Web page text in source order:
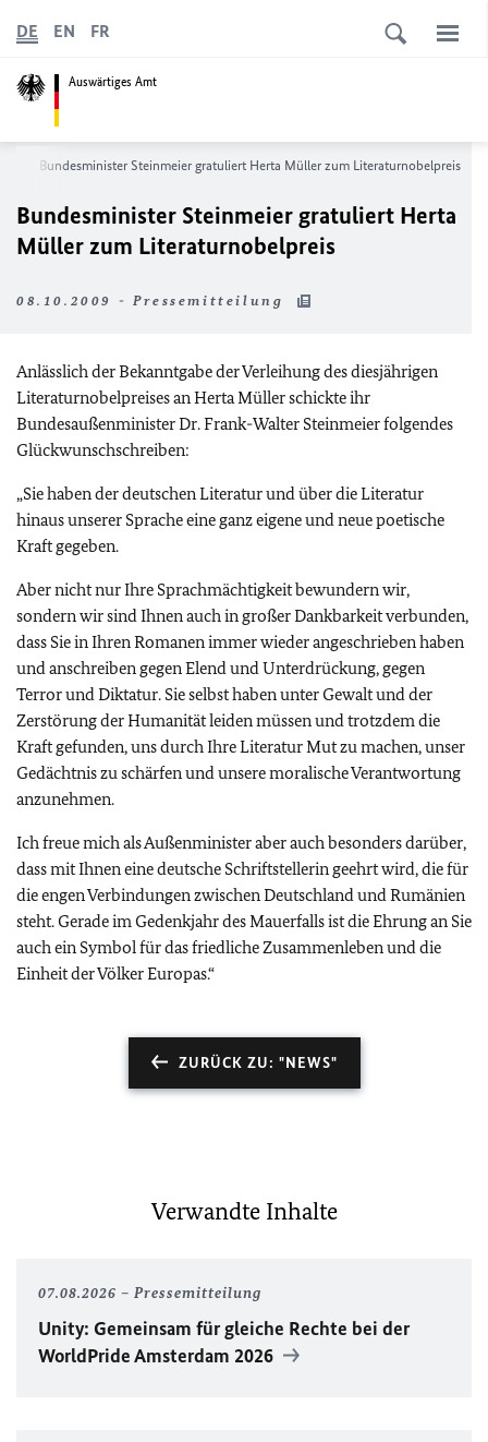
Auswärtiges Amt
DE EN FR
Bundesminister Steinmeier gratuliert Herta Müller zum Literaturnobelpreis
Bundesminister Steinmeier gratuliert Herta
Müller zum Literaturnobelpreis
08.10.2009 - Pressemitteilung
Anlässlich der Bekanntgabe der Verleihung des diesjährigen
Literaturnobelpreises an Herta Müller schickte ihr
Bundesaußenminister Dr. Frank-Walter Steinmeier folgendes
Glückwunschschreiben:
„Sie haben der deutschen Literatur und über die Literatur
hinaus unserer Sprache eine ganz eigene und neue poetische
Kraft gegeben.
Aber nicht nur Ihre Sprachmächtigkeit bewundern wir,
sondern wir sind Ihnen auch in großer Dankbarkeit verbunden,
dass Sie in Ihren Romanen immer wieder angeschrieben haben
und anschreiben gegen Elend und Unterdrückung, gegen
Terror und Diktatur. Sie selbst haben unter Gewalt und der
Zerstörung der Humanität leiden müssen und trotzdem die
Kraft gefunden, uns durch Ihre Literatur Mut zu machen, unser
Gedächtnis zu schärfen und unsere moralische Verantwortung
anzunehmen.
Ich freue mich als Außenminister aber auch besonders darüber,
dass mit Ihnen eine deutsche Schriftstellerin geehrt wird, die für
die engen Verbindungen zwischen Deutschland und Rumänien
steht. Gerade im Gedenkjahr des Mauerfalls ist die Ehrung an Sie
auch ein Symbol für das friedliche Zusammenleben und die
Einheit der Völker Europas.“
ZURÜCK ZU: "NEWS"
Verwandte Inhalte
07.08.2026 Pressemitteilung
Unity: Gemeinsam für gleiche Rechte bei der
WorldPrideAmsterdam 2026